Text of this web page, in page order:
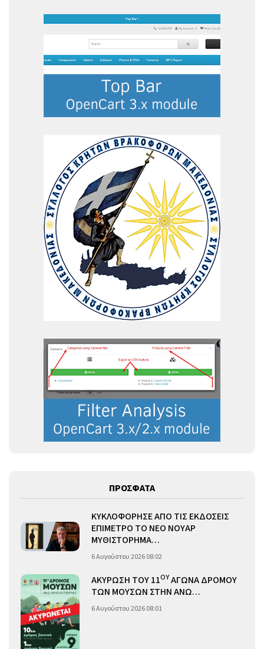
ΠΡΟΣΦΑΤΑ
ΚΥΚΛΟΦΟΡΗΣΕ ΑΠΟ ΤΙΣ ΕΚΔΟΣΕΙΣ
ΕΠΙΜΕΤΡΟ ΤΟ ΝΕΟ ΝΟΥΑΡ
ΜΥΘΙΣΤΟΡΗΜΑ…
6 Αυγούστου 2026 08:02
ΑΚΥΡΩΣΗ ΤΟΥ 11ΟΥΑΓΩΝΑ ΔΡΟΜΟΥ
ΤΩΝ ΜΟΥΣΩΝ ΣΤΗΝ ΑΝΩ…
6 Αυγούστου 2026 08:01